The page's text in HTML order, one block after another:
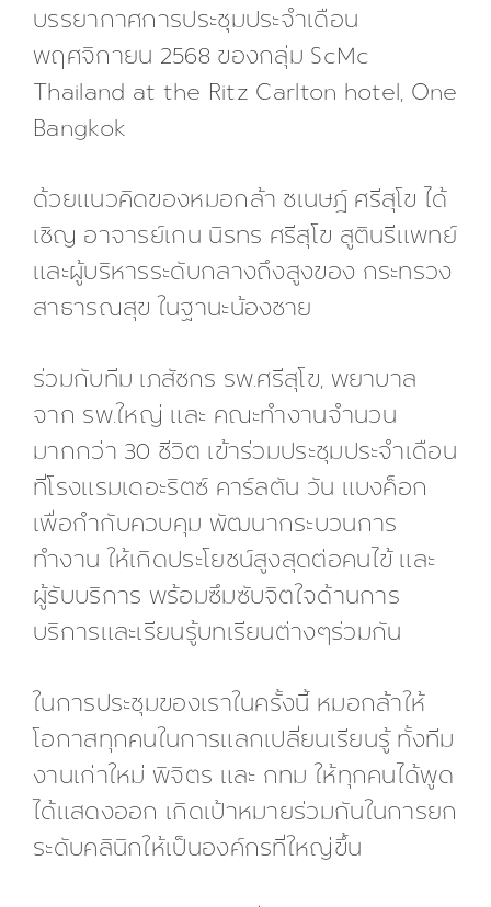
บรรยากาศการประชุมประจำเดือน
พฤศจิกายน 2568 ของกลุ่ม ScMc
Thailand at the Ritz Carlton hotel, One
Bangkok
ด้วยแนวคิดของหมอกล้า ชเนษฎ์ ศรีสุโข ได้
เชิญ อาจารย์เกน นิรทร ศรีสุโข สูตินรีแพทย์
และผู้บริหารระดับกลางถึงสูงของ กระทรวง
สาธารณสุข ในฐานะน้องชาย
ร่วมกับทีม เภสัชกร รพ.ศรีสุโข, พยาบาล
จาก รพ.ใหญ่ และ คณะทำงานจำนวน
มากกว่า 30 ชีวิต เข้าร่วมประชุมประจำเดือน
ที่โรงแรมเดอะริตซ์ คาร์ลตัน วัน แบงค็อก
เพื่อกำกับควบคุม พัฒนากระบวนการ
ทำงาน ให้เกิดประโยชน์สูงสุดต่อคนไข้ และ
ผู้รับบริการ พร้อมซึมซับจิตใจด้านการ
บริการและเรียนรู้บทเรียนต่างๆร่วมกัน
ในการประชุมของเราในครั้งนี้ หมอกล้าให้
โอกาสทุกคนในการแลกเปลี่ยนเรียนรู้ ทั้งทีม
งานเก่าใหม่ พิจิตร และ กทม ให้ทุกคนได้พูด
ได้แสดงออก เกิดเป้าหมายร่วมกันในการยก
ระดับคลินิกให้เป็นองค์กรที่ใหญ่ขึ้น